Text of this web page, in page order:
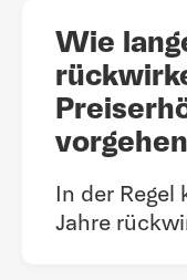
Wie
In der Regel
Jahre